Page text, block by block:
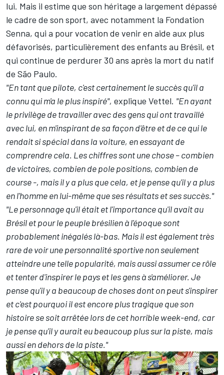
lui. Mais il estime que son héritage a largement dépassé
le cadre de son sport, avec notamment la Fondation
Senna, qui a pour vocation de venir en aide aux plus
défavorisés, particulièrement des enfants au Brésil, et
qui continue de perdurer 30 ans après la mort du natif
de São Paulo.
"En tant que pilote, c'est certainement le succès qu'il a
connu qui m'a le plus inspiré", explique Vettel. "En ayant
le privilège de travailler avec des gens qui ont travaillé
avec lui, en m'inspirant de sa façon d'être et de ce qui le
rendait si spécial dans la voiture, en essayant de
comprendre cela. L es chiffres sont une chose – combien
de victoires, combien de pole positions, combien de
course -, mais il y a plus que cela, et je pense qu'il y a plus
en l'homme en lui-même que ses résultats et ses succès."
"Le personnage qu'il était et l'importance qu'il avait au
Brésil et pour le peuple brésilien à l'époque sont
probablement inégalés là-bas. Mais il est également très
rare de voir une personnalité sportive non seulement
atteindre une telle popularité, mais aussi assumer ce rôle
et tenter d'inspirer le pays et les gens à s'améliorer. Je
pense qu'il y a beaucoup de choses dont on peut s'inspirer
et c'est pourquoi il est encore plus tragique que son
histoire se soit arrêtée lors de cet horrible week-end, car
je pense qu'il y aurait eu beaucoup plus sur la piste, mais
aussi en dehors de la piste."